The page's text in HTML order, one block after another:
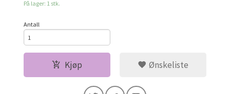
På lager: 1 stk.
Antall
Kjøp Ønskeliste